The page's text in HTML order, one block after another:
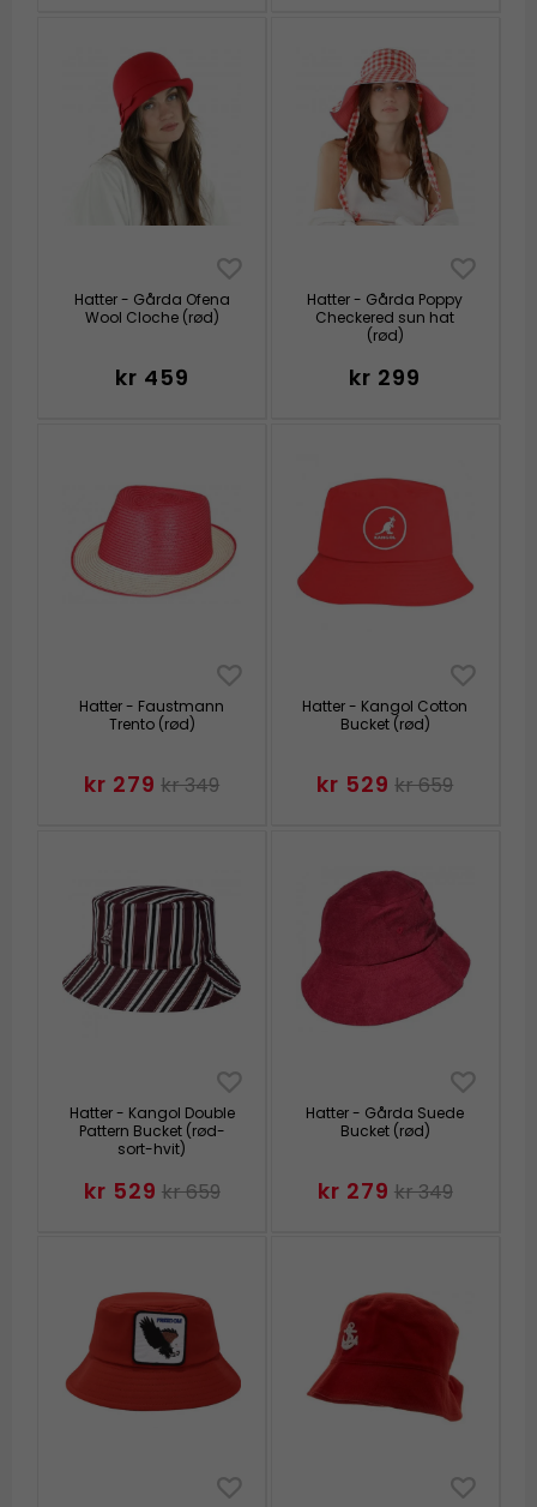
Hatter - Gårda Ofena
Wool Cloche (rød)
kr 459
Hatter - Gårda Poppy
Checkered sun hat
(rød)
kr 299
Hatter - Faustmann
Trento (rød)
kr 279 kr 349
Hatter - Kangol Cotton
Bucket (rød)
kr 529 kr 659
Hatter - Kangol Double
Pattern Bucket (rød-
sort-hvit)
kr 529 kr 659
Hatter - Gårda Suede
Bucket (rød)
kr 279 kr 349